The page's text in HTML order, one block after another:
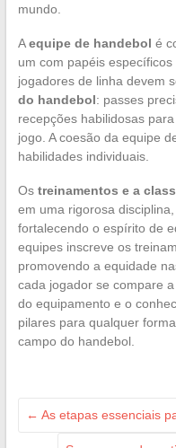
mundo.
Aequipe de handebol é
um com papéis
jogadores de linha devem
do handebol: passes
recepções habilidosas
jogo. A coesão da equipe
habilidades individuais.
Os treinamentos e a
em uma rigorosa
fortalecendo o espírito de
equipes inscreve os
promovendo a equidade
cada jogador se compare
do equipamento e o
pilares para qualquer
campo do handebol.
← As etapas essenciais